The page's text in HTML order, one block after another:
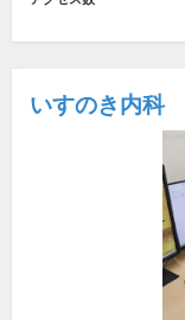
いすのき内科